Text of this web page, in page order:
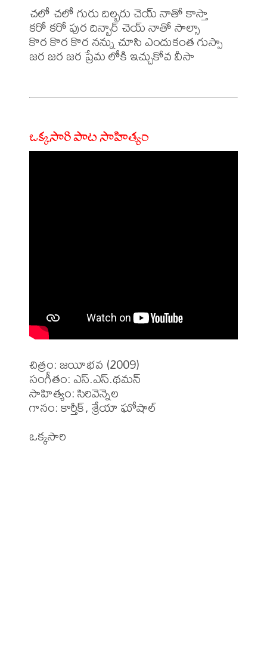
చలో చలో గురు దిల్బరు చెయ్ నాతో కాస్తా
కరో కరో పుర దిన్బార్ చెయ్ నాతో సాల్సా
కొర కొర కొర నన్ను చూసి ఎందుకంత గుస్సా
జర జర జర ప్రేమ లోకి ఇచ్చుకోవ వీసా
ఒక్కసారి పాట సాహిత్యం
చిత్రం: జయీభవ (2009)
సంగీతం: ఎస్.ఎస్.థమన్
సాహిత్యం: సిరివెన్నెల
గానం: కార్తీక్, శ్రేయా ఘోషాల్